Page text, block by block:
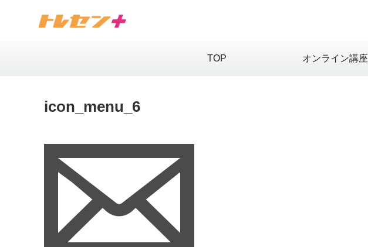
TOP オンライン講座
icon_menu_6